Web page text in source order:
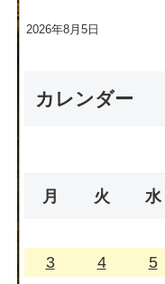
2026年8月5日
カレンダー
月 火 水
3
4 5